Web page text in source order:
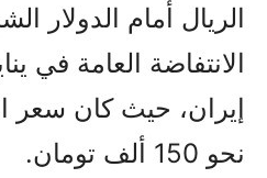
الريال أمام الدولار
إيران، حيث كان سعر
نحو 150 ألف تومان.